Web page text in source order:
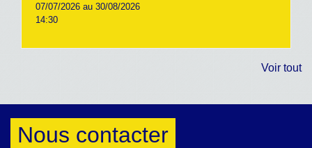
07/07/2026 au 30/08/2026
14:30
Voir tout
Nous contacter